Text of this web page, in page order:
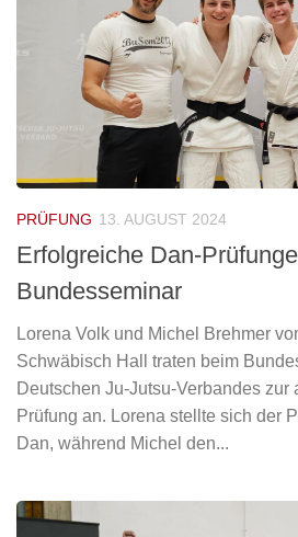
PRÜFUNG 13. AUGUST 2024
Erfolgreiche Dan-
Bundesseminar
Lorena Volk und Michel Brehmer
Schwäbisch Hall traten beim
Deutschen Ju-Jutsu-Verbandes
Prüfung an. Lorena stellte sich der
Dan, während Michel den...